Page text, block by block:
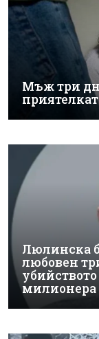
Мъж три
Люлинска
любовен
милионера